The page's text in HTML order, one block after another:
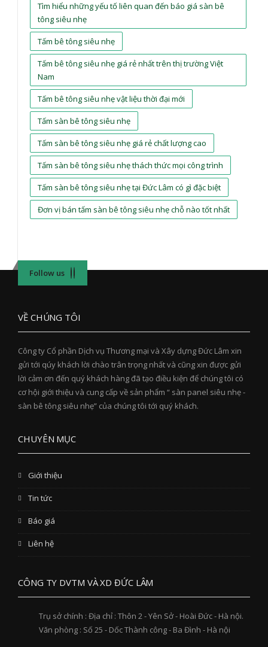
Tìm hiểu những yếu tố liên quan đến báo giá sàn bê
tông siêu nhẹ
Tấm bê tông siêu nhẹ
Tấm bê tông siêu nhẹ giá rẻ nhất trên thị trường Việt
Nam
Tấm bê tông siêu nhẹ vật liệu thời đại mới
Tấm sàn bê tông siêu nhẹ
Tấm sàn bê tông siêu nhẹ giá rẻ chất lượng cao
Tấm sàn bê tông siêu nhẹ thách thức mọi công trình
Tấm sàn bê tông siêu nhẹ tại Đức Lâm có gì đặc biệt
Đơn vị bán tấm sàn bê tông siêu nhẹ chỗ nào tốt nhất
Follow us
VỀ CHÚNG TÔI
Công ty Cổ phần Dịch vụ Thương mại và Xây dựng Đức Lâm xin
gửi tới qúy khách lời chào trân trọng nhất và cũng xin được gửi
lời cảm ơn đến quý khách hàng đã tạo điều kiện để chúng tôi có
cơ hội giới thiệu và cung cấp về sản phẩm “ sàn panel siêu nhẹ -
sàn bê tông siêu nhẹ” của chúng tôi tới quý khách.
CHUYÊN MỤC
Giới thiệu
Tin tức
Báo giá
Liên hệ
CÔNG TY DVTM VÀ XD ĐỨC LÂM
Trụ sở chính : Địa chỉ : Thôn 2 - Yên Sở - Hoài Đức - Hà nội.
Văn phòng : Số 25 - Dốc Thành công - Ba Đình - Hà nội